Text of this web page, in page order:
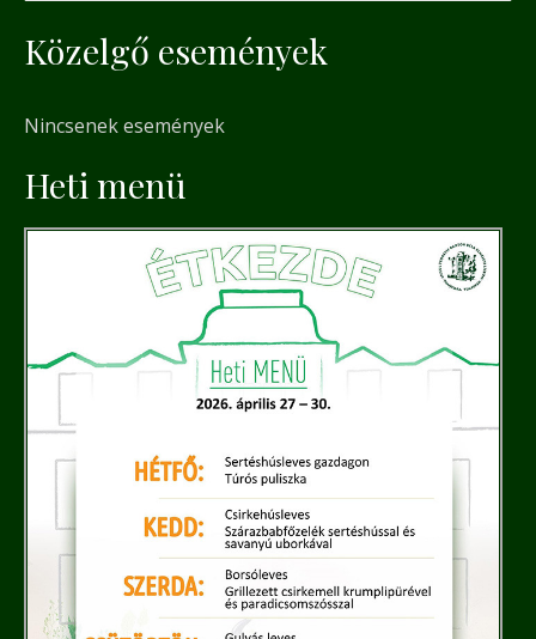
a
c
f
Közelgő események
Nincsenek események
Heti menü